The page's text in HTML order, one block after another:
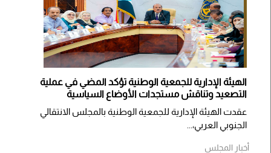
الهيئة الإدارية للجمعية الوطنية تؤكد المضي في عملية
التصعيد وتناقش مستجدات الأوضاع السياسية
عقدت الهيئة الإدارية للجمعية الوطنية بالمجلس الانتقالي
الجنوبي العربي،...
أخبار المجلس